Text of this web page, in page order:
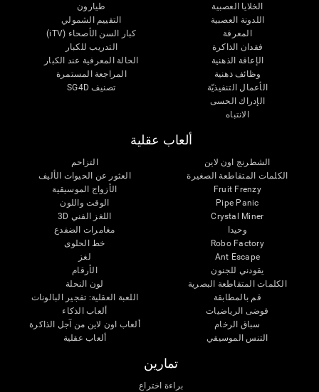
الخلايا العصبية
اللدونة العصبية
المعرفة
فقدان الذاكرة
الإعاقة الذهنية
وظائف ذهنية
الأعمال التنفيذيّة
الإدراك الحسى
الانتباه
طيارون
التقييم الشمولي
كبار السن الأصحاء (iTV)
التدريب للكبار
الحالة المعرفية عند الكبار
المراجعة المستمرة
تصنيف SG4D
ألعاب عقلية
الشطرنج اون لاين
الكلمات المتقاطعة الصغيرة
Fruit Frenzy
Pipe Panic
Crystal Miner
وحيدا
Robo Factory
Ant Escape
يقودني للجنون
الكلمات المتقاطعة البصرية
قم بالمطابقة
فوضى الرياضيات
سباق الرخام
التنس الموسيقي
التزاحم
العثور عن الحيوات الأليف
الأزواج الموسيقية
الوقت واللون
اللغز الفني 3D
مغامرات الضفدع
خط الحلوى
لغز
الأرقام
لون النحلة
اللعبة العقلية: تفجير البالونات
ألعاب الذكاء
ألعاب اون لاين من آجل الذاكرة
ألعاب عقلية
تمارين
براءة اختراع